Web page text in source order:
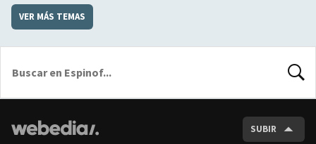
VER MÁS TEMAS
SUBIR